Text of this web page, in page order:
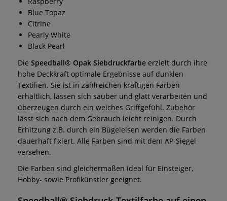
Blue Topaz
Citrine
Pearly White
Black Pearl
Die Speedball® Opak Siebdruckfarbe erzielt durch ihre
hohe Deckkraft optimale Ergebnisse auf dunklen
Textilien. Sie ist in zahlreichen kräftigen Farben
erhältlich, lassen sich sauber und glatt verarbeiten und
überzeugen durch ein weiches Griffgefühl. Zubehör
lässt sich nach dem Gebrauch leicht reinigen. Durch
Erhitzung z.B. durch ein Bügeleisen werden die Farben
dauerhaft fixiert. Alle Farben sind mit dem AP-Siegel
versehen.
Die Farben sind gleichermaßen ideal für Einsteiger,
Hobby- sowie Profikünstler geeignet.